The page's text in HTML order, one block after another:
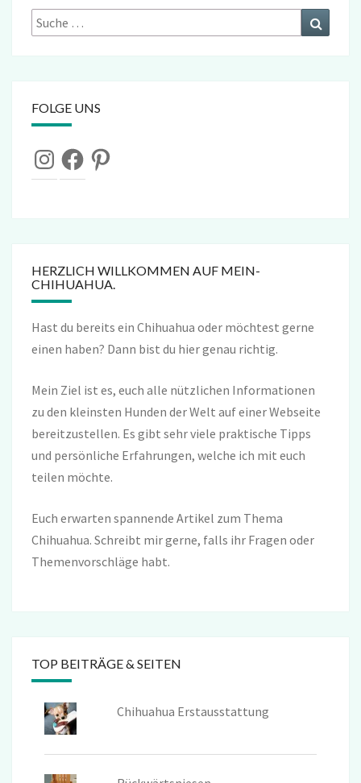
Suche
nach:
FOLGE UNS
InstagramFacebookPinterest
HERZLICH WILLKOMMEN AUF MEIN-
CHIHUAHUA.
Hast du bereits ein Chihuahua oder möchtest gerne
einen haben? Dann bist du hier genau richtig.
Mein Ziel ist es, euch alle nützlichen Informationen
zu den kleinsten Hunden der Welt auf einer Webseite
bereitzustellen. Es gibt sehr viele praktische Tipps
und persönliche Erfahrungen, welche ich mit euch
teilen möchte.
Euch erwarten spannende Artikel zum Thema
Chihuahua. Schreibt mir gerne, falls ihr Fragen oder
Themenvorschläge habt.
TOP BEITRÄGE & SEITEN
Chihuahua Erstausstattung